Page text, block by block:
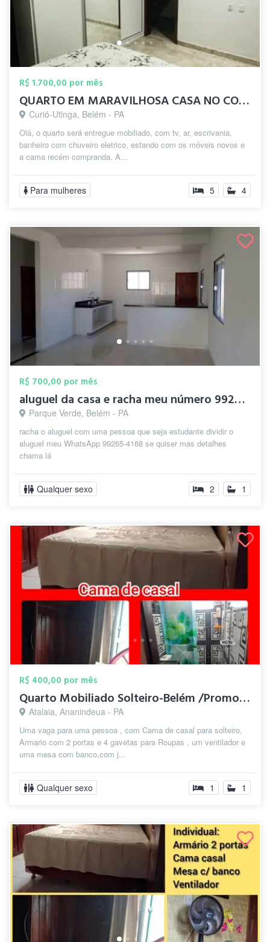
R$ 1.700,00 por mês
QUARTO EM MARAVILHOSA CASA NO CONJ JD IT...
Curió-Utinga, Belém - PA
Olá, o quarto será entregue mobiliado, com tv, ar, escrivania,
banheiro com chuveiro eletrico, estando com os móveis novos e
a cama recém compranda. A...
Para mulheres 5 4
R$ 700,00 por mês
aluguel da casa e racha meu número 99265...
Parque Verde, Belém - PA
racha o aluguel com uma pessoa que seja estudante dividir o
aluguel meu WhatsApp 99265-4168 se quiser mas detalhes
chama lá
Qualquer sexo 2 1
R$ 400,00 por mês
Quarto Mobiliado Solteiro-Belém /Promoçã...
Atalaia, Ananindeua - PA
Uma vaga para uma pessoa , com Cama de casal para solteiro,
Armario com 2 portas e 4 gavetas para Roupas , um ventilador e
uma mesa com banco,com j...
Qualquer sexo 1 1